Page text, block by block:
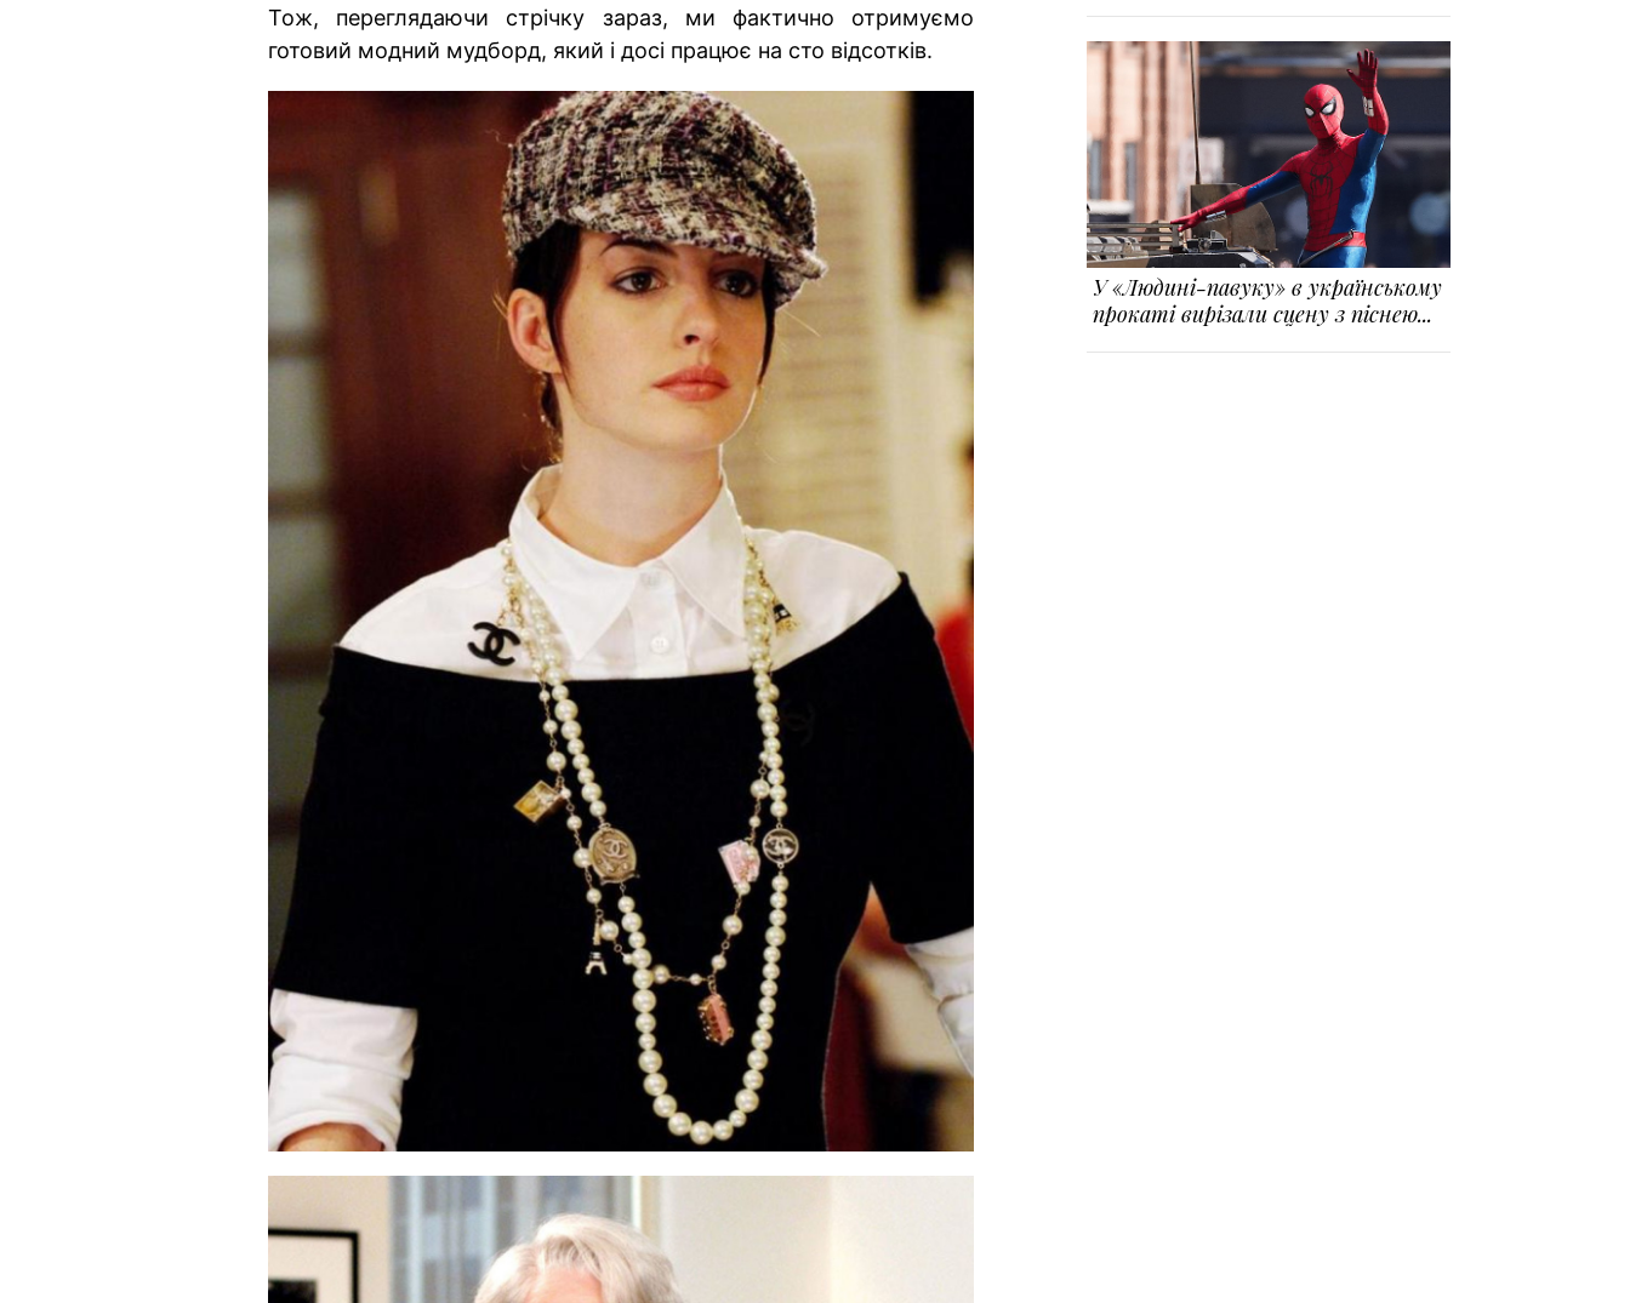
Тож, переглядаючи стрічку зараз, ми фактично отримуємо
готовий модний мудборд, який і досі працює на сто відсотків.
У «Людині-павуку» в українському
прокаті вирізали сцену з піснею...